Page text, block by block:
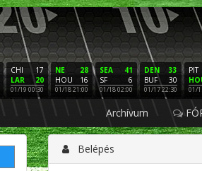
17
CHI
20
LAR
01/19 00:30
28
NE
16
HOU
01/18 21:00
41
SEA
6
SF
01/18 02:00
33
DEN
30
BUF
01/17 22:30
PIT
01/
Archívum
Belépés